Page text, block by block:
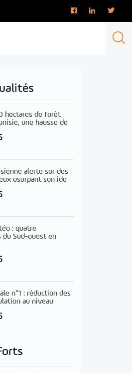
hectares de forêt
une hausse de
alerte sur des
usurpant son ide
: quatre
du Sud-ouest en
n°1 : réduction des
au niveau